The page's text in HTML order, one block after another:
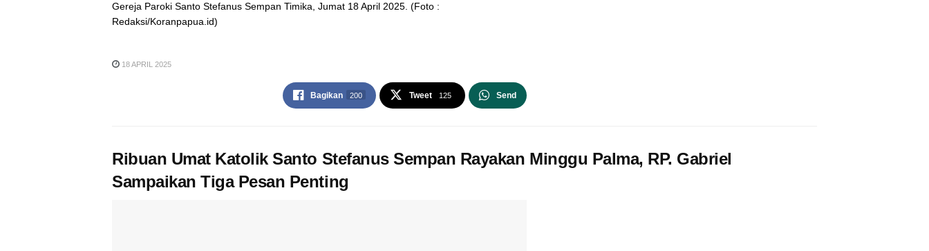
Gereja Paroki Santo Stefanus Sempan Timika, Jumat 18 April 2025. (Foto :
Redaksi/Koranpapua.id)
18 APRIL 2025
Bagikan 200 Tweet 125 Send
Ribuan Umat Katolik Santo Stefanus Sempan Rayakan Minggu Palma, RP. Gabriel
Sampaikan Tiga Pesan Penting